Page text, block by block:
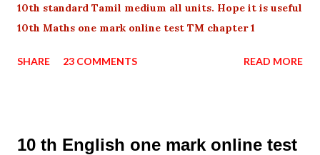
10th standard Tamil medium all units. Hope it is useful
10th Maths one mark online test TM chapter 1
SHARE 23 COMMENTS READ MORE
10 th English one mark online test